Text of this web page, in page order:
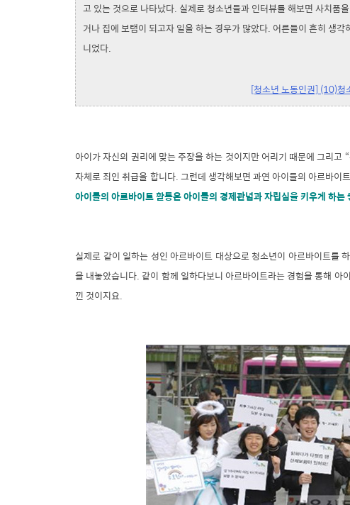
고 있는 것으로 나타났다. 실제로 청소년들과 인터뷰를 해보면 사치품
거나 집에 보탬이 되고자 일을 하는 경우가 많았다. 어른들이 흔히 생
니었다.
[청소년 노동인권] (10)청
아이가 자신의 권리에 맞는 주장을 하는 것이지만 어리기 때문에 그리
자체로 죄인 취급을 합니다. 그런데 생각해보면 과연 아이들의 아르바이
아이들의 아르바이트 활동은 아이들의 경제관념과 자립심을 키우게 하
실제로 같이 일하는 성인 아르바이트 대상으로 청소년이 아르바이트를
을 내놓았습니다. 같이 함께 일하다보니 아르바이트라는 경험을 통해
낀 것이지요.